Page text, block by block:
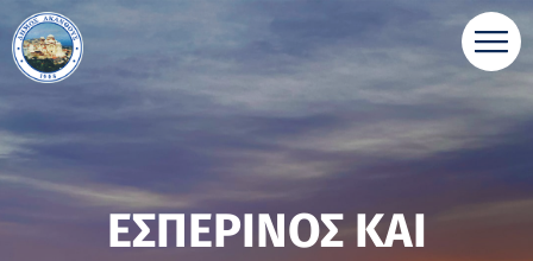
ΕΣΠΕΡΙΝΟΣ ΚΑΙ